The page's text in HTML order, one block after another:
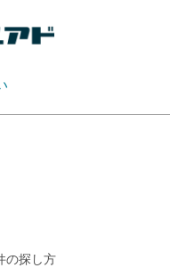
の探し方